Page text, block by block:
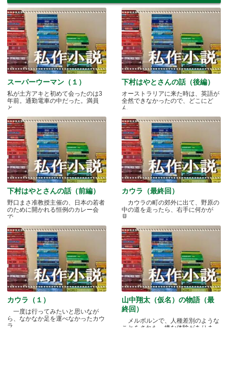
スーパーウーマン（１）
私が土方アキと初めて会ったのは3
年前。通勤電車の中だった。満員
と.....
下村はやとさんの話（後編）
オーストラリアに来た時は、英語が
全然できなかったので、どこにど
ん.....
下村はやとさんの話（前編）
野口まさ准教授主催の、日本の若者
のために開かれる恒例のカレー会
で.....
カウラ（最終回）
カウラの町の郊外に出て、野原の
中の道を走ったら、右手に何かが
見.....
カウラ（１）
一度は行ってみたいと思いなが
ら、なかなか足を運べなかったカウ
ラ.....
山中翔太（仮名）の物語（最
終回）
メルボルンで、人種差別のような
ことをされた、嫌な体験がありま